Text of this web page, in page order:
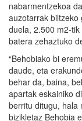
nabarmentzekoa
auzotarrak
duela, 2.500 m2-
batera zehaztuko
“Behobiako bi
daude, eta
behar da, baina,
apartak eskainiko
berritu ditugu, hala
bizikletaz Behobia